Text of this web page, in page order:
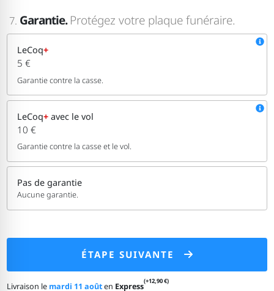
7. Garantie. Protégez votre plaque funéraire.
LeCoq+
5 €
Garantie contre la casse.
LeCoq+avec le vol
10 €
Garantie contre la casse et le vol.
Pas de garantie
Aucune garantie.
ÉTAPE SUIVANTE
Livraison le mardi 11 aoûten Express(+12,90 €)